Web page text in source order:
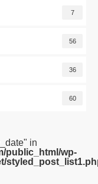
7
56
36
60
in
public_html/wp-